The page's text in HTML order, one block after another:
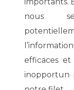
nous
efficaces
inopportun